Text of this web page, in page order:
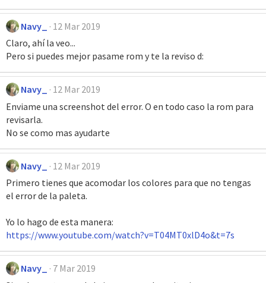
Navy_
12 Mar 2019
Claro, ahí la veo...
Pero si puedes mejor pasame rom y te la reviso d:
Navy_
12 Mar 2019
Enviame una screenshot del error. O en todo caso la rom para
revisarla.
No se como mas ayudarte
Navy_
12 Mar 2019
Primero tienes que acomodar los colores para que no tengas
el error de la paleta.
Yo lo hago de esta manera:
https://www.youtube.com/watch?v=T04MT0xlD4o&t=7s
Navy_
7 Mar 2019